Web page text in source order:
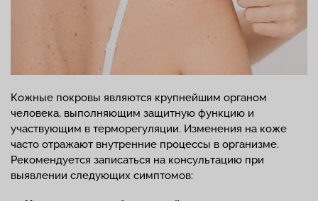
Кожные покровы являются крупнейшим органом
человека, выполняющим защитную функцию и
участвующим в терморегуляции. Изменения на коже
часто отражают внутренние процессы в организме.
Рекомендуется записаться на консультацию при
выявлении следующих симптомов: